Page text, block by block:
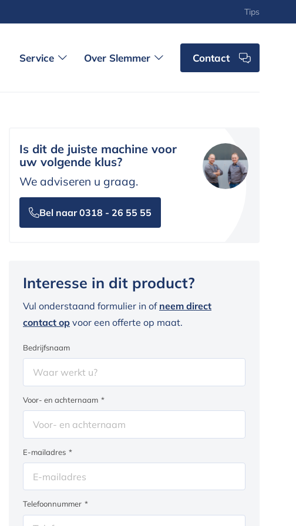
Tips
Service Over Slemmer Contact
Is dit de juiste machine voor
uw volgende klus?
We adviseren u graag.
Bel naar 0318 - 26 55 55
Interesse in dit product?
Vul onderstaand formulier in of neem direct
contact op voor een offerte op maat.
Bedrijfsnaam
Voor- en achternaam *
E-mailadres *
Telefoonnummer *